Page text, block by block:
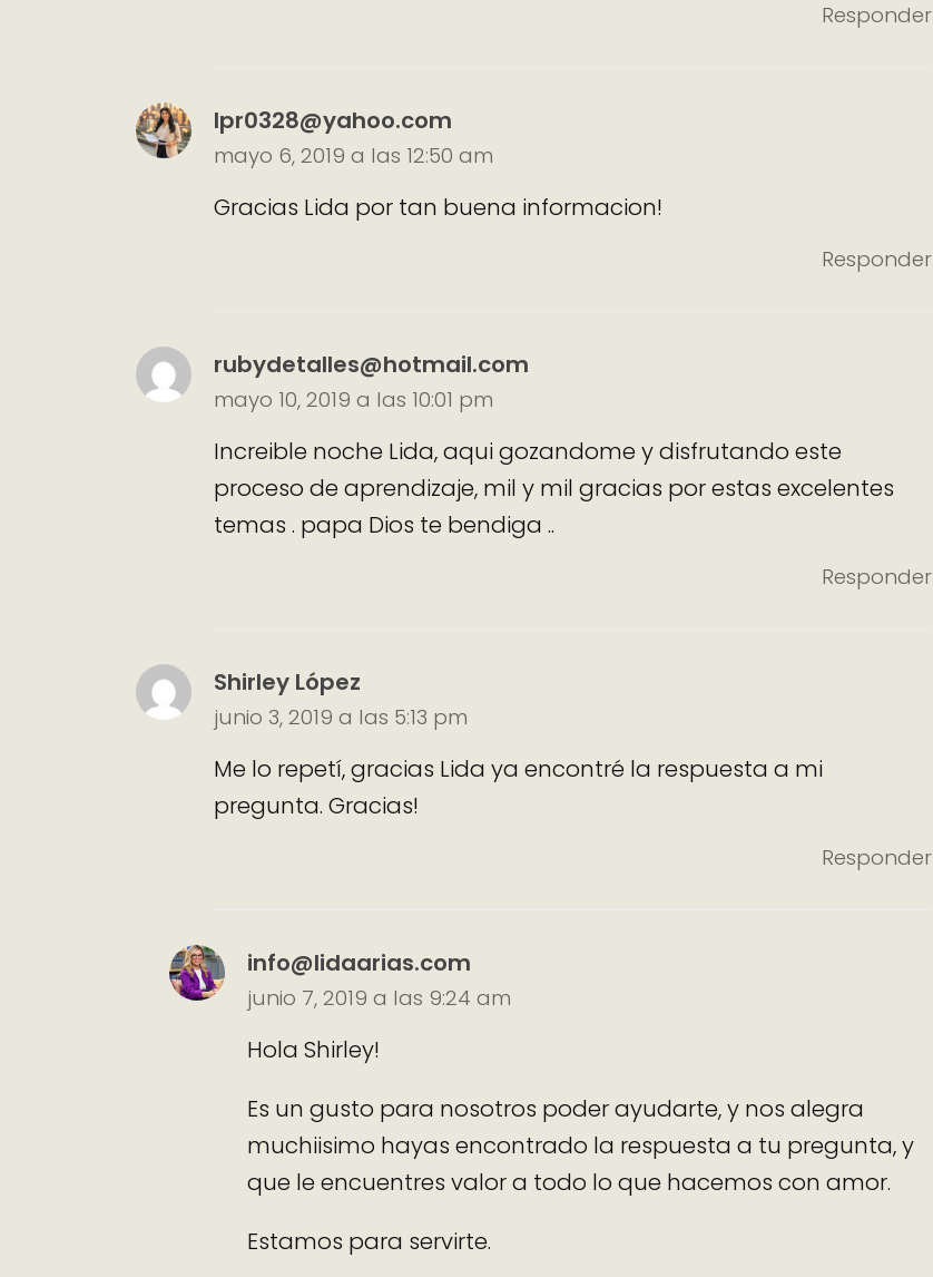
Responder
lpr0328@yahoo.com
mayo 6, 2019 a las 12:50 am
Gracias Lida por tan buena informacion!
Responder
rubydetalles@hotmail.com
mayo 10, 2019 a las 10:01 pm
Increible noche Lida, aqui gozandome y disfrutando este
proceso de aprendizaje, mil y mil gracias por estas excelentes
temas . papa Dios te bendiga ..
Responder
Shirley López
junio 3, 2019 a las 5:13 pm
Me lo repetí, gracias Lida ya encontré la respuesta a mi
pregunta. Gracias!
Responder
info@lidaarias.com
junio 7, 2019 a las 9:24 am
Hola Shirley!
Es un gusto para nosotros poder ayudarte, y nos alegra
muchiisimo hayas encontrado la respuesta a tu pregunta, y
que le encuentres valor a todo lo que hacemos con amor.
Estamos para servirte.